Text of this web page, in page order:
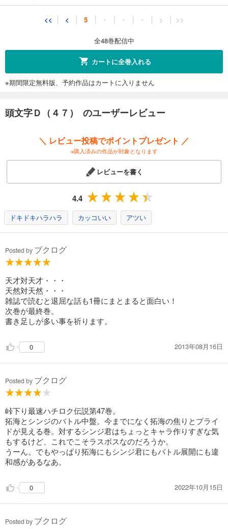
<< < 5 ・ ・ ・ > >>
全48巻配信中
カートに全巻入れる
※期間限定無料版、予約作品はカートに入りません
頭文字Ｄ（４７） のユーザーレビュー
＼ レビュー投稿でポイントプレゼント ／
※購入済みの作品が対象となります
レビューを書く
4.4
ドキドキハラハラ カッコいい アツい
Posted by ブクログ
天才対天才・・・
天然対天然・・・
雑誌で読むと退屈な話も1冊にまとまると面白い！
次巻が最終巻。
書き足しが多い事を祈ります。
0 2013年08月16日
Posted by ブクログ
峠下り最速ハチロク伝説第47巻。
拓海とシンジのバトル中盤。今までになく拓海の焦りとプライ
ドが見える巻。対するシンジ君はちょっとキャラ作りすぎな気
もするけど、これでこそラスボスなのだろうか。
うーん。でもやっぱり拓海にもシンジ君にもバトル展開にも違
和感があるなあ。
0 2022年10月15日
Posted by ブクログ